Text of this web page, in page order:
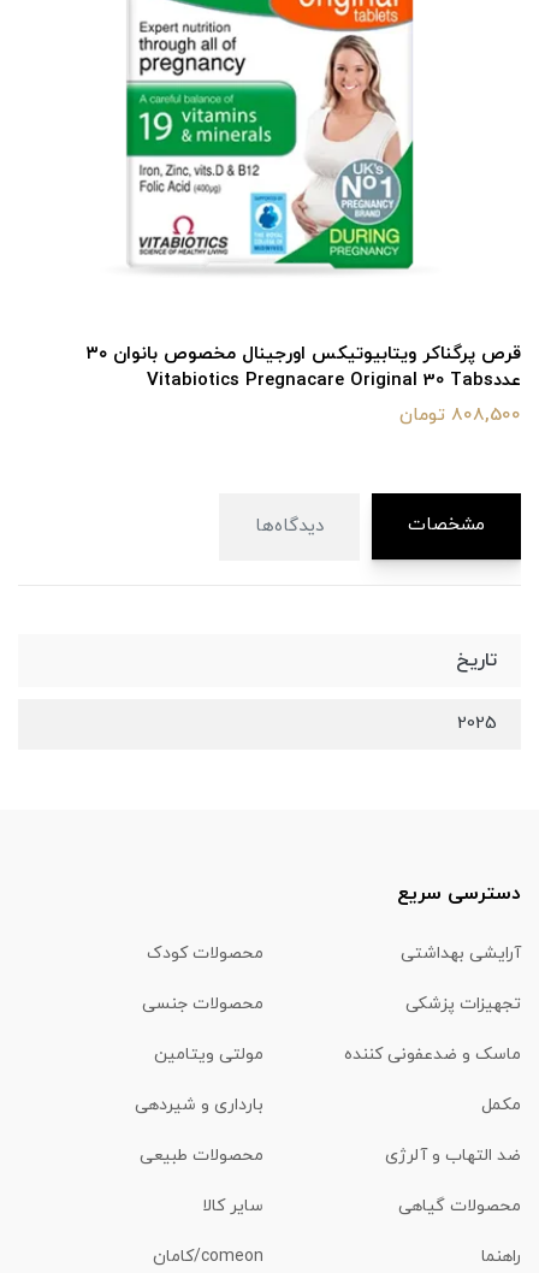
قرص پرگناکر ویتابیوتیکس اورجینال مخصوص بانوان ۳۰
عددVitabiotics Pregnacare Original 30 Tabs
808,500 تومان
مشخصات دیدگاه‌ها
تاریخ
2025
دسترسی سریع
آرایشی بهداشتی محصولات کودک
تجهیزات پزشکی محصولات جنسی
ماسک و ضدعفونی کننده مولتی ویتامین
مکمل بارداری و شیردهی
ضد التهاب و آلرژی محصولات طبیعی
محصولات گیاهی سایر کالا
راهنما comeon/کامان